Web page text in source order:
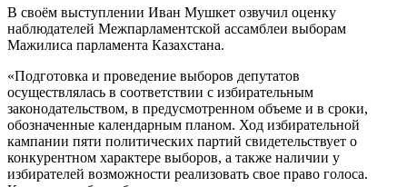
В своём выступлении Иван Мушкет озвучил оценку
наблюдателей Межпарламентской ассамблеи выборам
Мажилиса парламента Казахстана.
«Подготовка и проведение выборов депутатов
осуществлялась в соответствии с избирательным
законодательством, в предусмотренном объеме и в сроки,
обозначенные календарным планом. Ход избирательной
кампании пяти политических партий свидетельствует о
конкурентном характере выборов, а также наличии у
избирателей возможности реализовать свое право голоса.